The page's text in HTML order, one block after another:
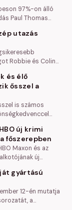
97%-on álló
Paul Thomas
utazás
Robbie és Colin
és élő
ősszel a
is számos
új krimi
főszerepben
Maxon és az
új
díjra jelölt és
gyártású
12-én mutatja
a